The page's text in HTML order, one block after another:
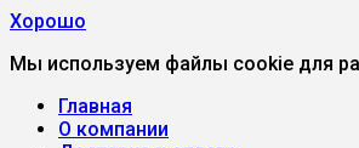
Хорошо
Мы используем файлы cookie для
Главная
О компании